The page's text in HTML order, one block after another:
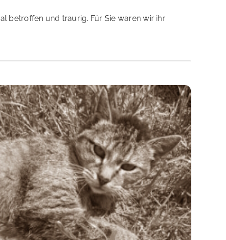
betroffen und traurig. Für Sie waren wir ihr